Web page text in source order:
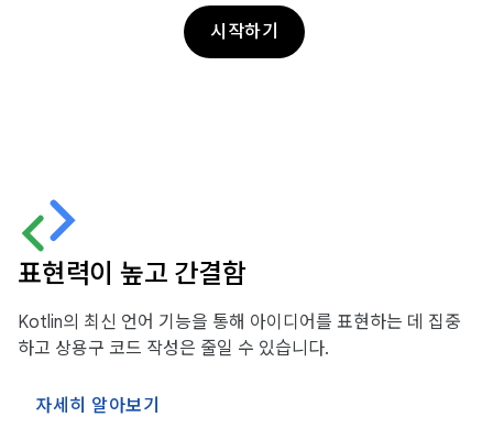
시작하기
표현력이 높고 간결함
Kotlin의 최신 언어 기능을 통해 아이디어를 표현하는 데 집중
하고 상용구 코드 작성은 줄일 수 있습니다.
자세히 알아보기